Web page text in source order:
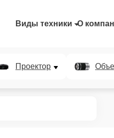
Виды техники О
Проектор